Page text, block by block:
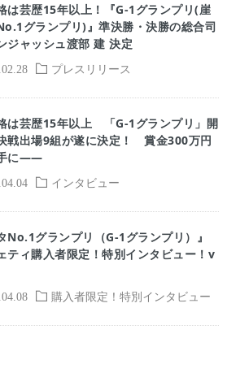
プレスリリース
は芸歴15年以上！『G-1グランプリ(崖
グランプリ)』準決勝・決勝の総合司
ジャッシュ渡部 建 決定
インタビュー
は芸歴15年以上 「G-1グランプリ」開
出場9組が遂に決定！ 賞金300万円
に――
購入者限定！特別インタビュー
No.1グランプリ（G-1グランプリ）』
ティ購入者限定！特別インタビュー！v